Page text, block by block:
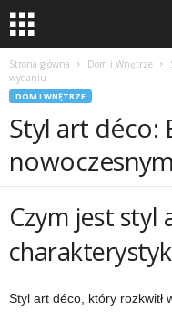
Strona główna Dom i Wnętrze
wydaniu
DOM I WNĘTRZE
Styl art déco:
Czym jest styl
Styl art déco, który rozkwitł